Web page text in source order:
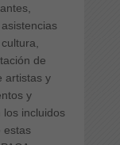
de
artistas y
y
incluidos
estas